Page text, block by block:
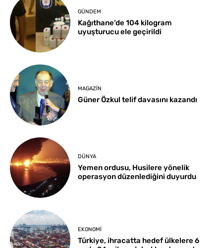
GÜNDEM
Kağıthane’de 104 kilogram
uyuşturucu ele geçirildi
MAGAZIN
Güner Özkul telif davasını kazandı
DÜNYA
Yemen ordusu, Husilere yönelik
operasyon düzenlediğini duyurdu
EKONOMI
Türkiye, ihracatta hedef ülkelere 6